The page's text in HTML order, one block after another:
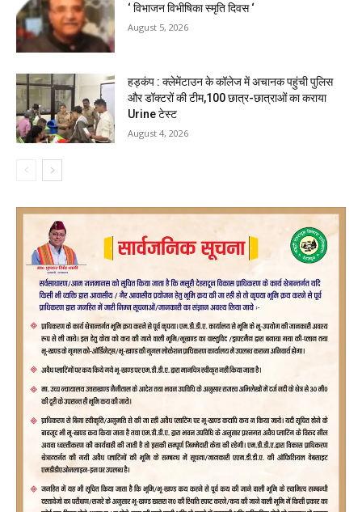
‘ विभाजन विभीषिका स्मृति दिवस ‘
August 5, 2026
हड़कंप : क्लेमेंटाउन के कॉलेज में अचानक पहुंची पुलिस
और डॉक्टरों की टीम,100 छात्र-छात्राओं का कराया
Urine टेस्ट
August 4, 2026